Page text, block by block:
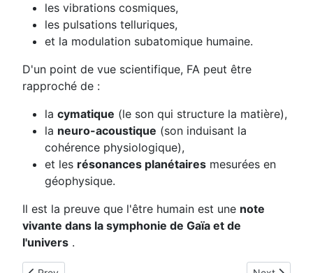
les vibrations cosmiques,
les pulsations telluriques,
et la modulation subatomique humaine.
D'un point de vue scientifique, FA peut être
rapproché de :
la cymatique (le son qui structure la matière),
la neuro-acoustique (son induisant la
cohérence physiologique),
et les résonances planétaires mesurées en
géophysique.
Il est la preuve que l'être humain est une note
vivante dans la symphonie de Gaïa et de
l'univers .